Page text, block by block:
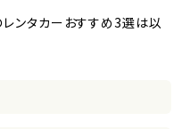
ンタカーおすすめ3選は以